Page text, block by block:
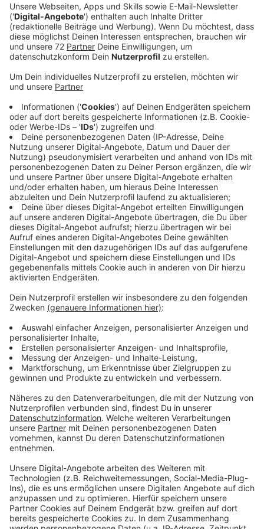
Ein Promi, keine Fragen und fünf
Gegenstände
Anzeige
Wenn ein Popstar, Comedian, Schauspieler oder
Politiker bei uns zu Besuch ist, stellt er sich auch dem
besonderen Video-Interview „Fünf für". Dabei wird
keine einzige Frage gestellt, sondern dem Gast
einfach fünf Dinge in die Hand gedrückt, zu denen er
das erzählt, was ihm als Erstes einfällt. Keine
Standardantworten, keine Promotionaussagen -
sondern ganz persönliche Geschichten - das ist „Fünf
für"!
Anzeige
Wir benötigen Ihre
Zustimmung, um den YouTube
Video-Service zu laden!
Wir verwenden einen Service eines
Drittanbieters, um Videoinhalte
einzubetten. Dieser Service kann
sammeln. Bitte lesen Sie die
Details durch und stimmen Sie der
Nutzung des Service zu, um dieses
Mehr Informationen
Akzeptieren
powered byUsercentrics Consent
Fünf für Tom Gerhardt
Anzeige